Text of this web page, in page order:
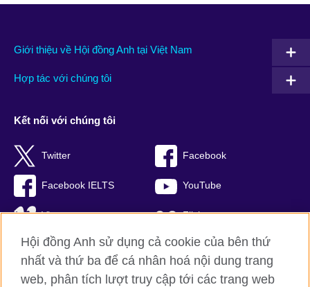
Giới thiệu về Hội đồng Anh tại Việt Nam
Hợp tác với chúng tôi
Kết nối với chúng tôi
Twitter Facebook
Facebook IELTS YouTube
Vimeo Flickr
RSS TikTok
Hội đồng Anh sử dụng cả cookie của bên thứ
nhất và thứ ba để cá nhân hoá nội dung trang
web, phân tích lượt truy cập tới các trang web